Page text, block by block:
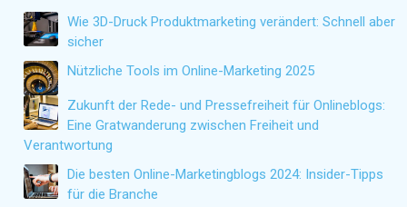
Wie 3D-Druck Produktmarketing verändert: Schnell aber
sicher
Nützliche Tools im Online-Marketing 2025
Zukunft der Rede- und Pressefreiheit für Onlineblogs:
Eine Gratwanderung zwischen Freiheit und
Verantwortung
Die besten Online-Marketingblogs 2024: Insider-Tipps
für die Branche